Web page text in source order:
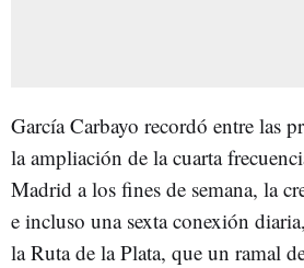
García Carbayo recordó entre las
la ampliación de la cuarta
Madrid a los fines de semana, la
e incluso una sexta conexión
la Ruta de la Plata, que un ramal